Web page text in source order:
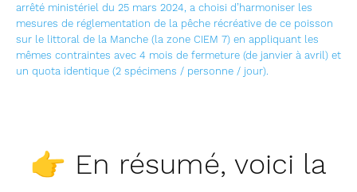
arrêté ministériel du 25 mars 2024, a choisi d’harmoniser les
mesures de réglementation de la pêche récréative de ce poisson
sur le littoral de la Manche (la zone CIEM 7) en appliquant les
mêmes contraintes avec 4 mois de fermeture (de janvier à avril) et
un quota identique (2 spécimens / personne / jour).
👉 En résumé, voici la